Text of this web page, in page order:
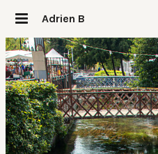
Adrien B